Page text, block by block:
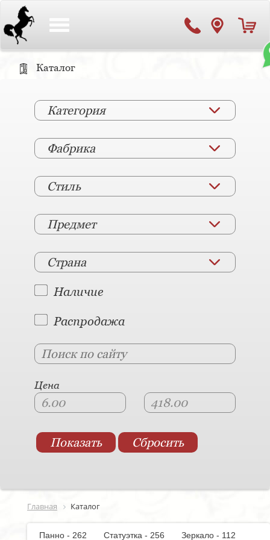
Каталог
Категория
Фабрика
Стиль
Предмет
Страна
Наличие
Распродажа
Цена
Главная Каталог
Панно - 262 Статуэтка - 256
Зеркало - 112